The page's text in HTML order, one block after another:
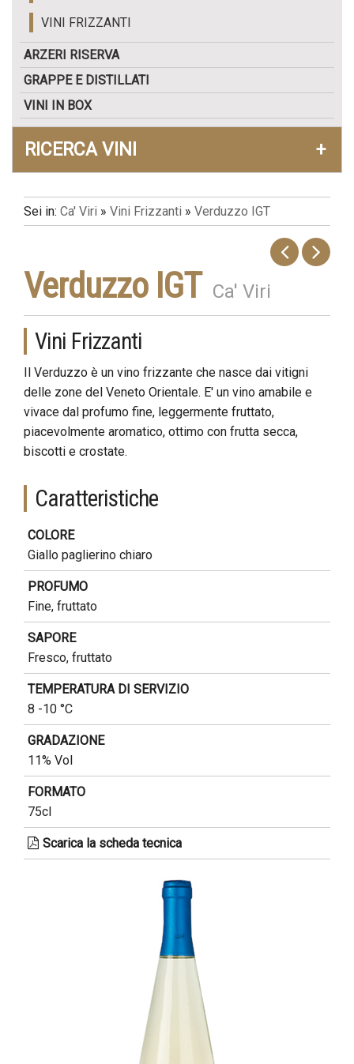
VINI FRIZZANTI
ARZERI RISERVA
GRAPPE E DISTILLATI
VINI IN BOX
RICERCA VINI +
Sei in: Ca' Viri » Vini Frizzanti » Verduzzo IGT
Verduzzo IGT Ca' Viri
Vini Frizzanti
Il Verduzzo è un vino frizzante che nasce dai vitigni
delle zone del Veneto Orientale. E' un vino amabile e
vivace dal profumo fine, leggermente fruttato,
piacevolmente aromatico, ottimo con frutta secca,
biscotti e crostate.
Caratteristiche
COLORE
Giallo paglierino chiaro
PROFUMO
Fine, fruttato
SAPORE
Fresco, fruttato
TEMPERATURA DI SERVIZIO
8 -10 °C
GRADAZIONE
11% Vol
FORMATO
75cl
Scarica la scheda tecnica